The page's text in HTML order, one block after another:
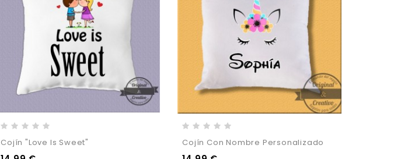
Cojín "Love Is Sweet" Cojín Con Nombre Personalizado